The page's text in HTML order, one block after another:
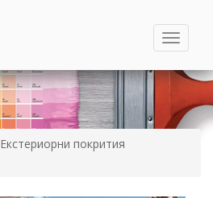
Toggle
Екстериорни покрития